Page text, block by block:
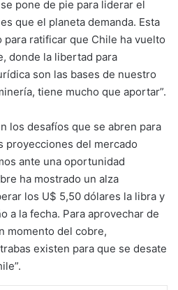
pone de pie para liderar el
que el planeta demanda. Esta
ratificar que Chile ha vuelto
donde la libertad para
son las bases de nuestro
tiene mucho que aportar”.
los desafíos que se abren para
proyecciones del mercado
ante una oportunidad
ha mostrado un alza
los U$ 5,50 dólares la libra y
a la fecha. Para aprovechar de
momento del cobre,
existen para que se desate